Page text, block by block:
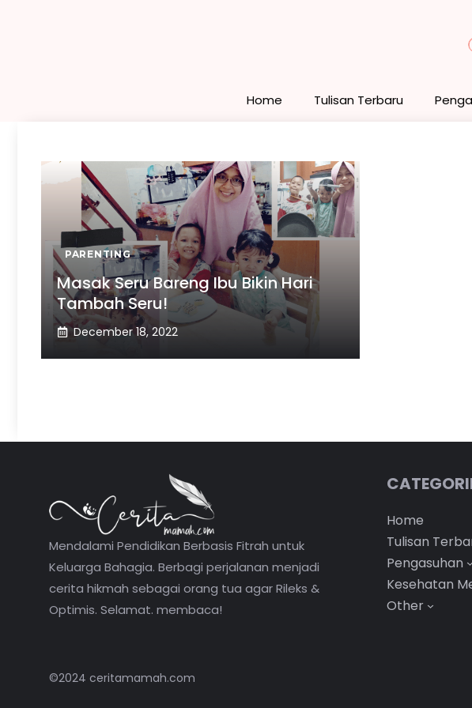
Home Tulisan Terbaru
PARENTING
Masak Seru Bareng Ibu Bikin Hari
Tambah Seru!
December 18, 2022
Mendalami Pendidikan Berbasis Fitrah untuk
Keluarga Bahagia. Berbagi perjalanan menjadi
cerita hikmah sebagai orang tua agar Rileks &
Optimis. Selamat. membaca!
Home
Tulisan
Pengasuhan
Kesehatan
Other
©2024 ceritamamah.com